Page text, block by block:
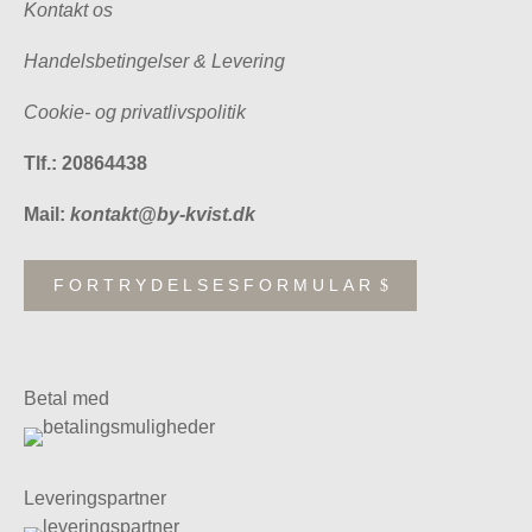
Kontakt os
Handelsbetingelser & Levering
Cookie- og privatlivspolitik
Tlf.: 20864438
Mail: kontakt@by-kvist.dk
FORTRYDELSESFORMULAR
Betal med
Leveringspartner